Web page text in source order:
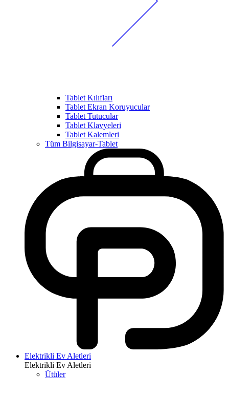
Tablet Kılıfları
Tablet Ekran Koruyucular
Tablet Tutucular
Tablet Klavyeleri
Tablet Kalemleri
Tüm Bilgisayar-Tablet
Elektrikli Ev Aletleri
Elektrikli Ev Aletleri
Ütüler